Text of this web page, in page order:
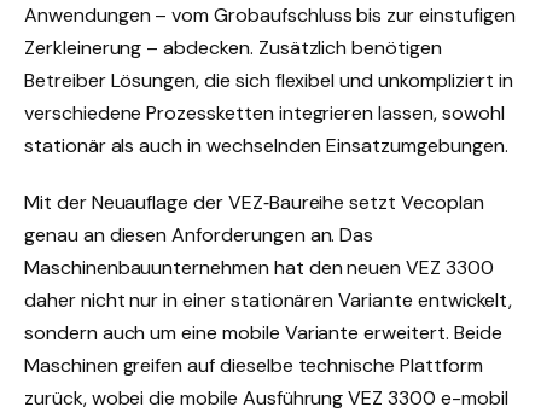
Anwendungen – vom Grobaufschluss bis zur einstufigen
Zerkleinerung – abdecken. Zusätzlich benötigen
Betreiber Lösungen, die sich flexibel und unkompliziert in
verschiedene Prozessketten integrieren lassen, sowohl
stationär als auch in wechselnden Einsatzumgebungen.
Mit der Neuauflage der VEZ‑Baureihe setzt Vecoplan
genau an diesen Anforderungen an. Das
Maschinenbauunternehmen hat den neuen VEZ 3300
daher nicht nur in einer stationären Variante entwickelt,
sondern auch um eine mobile Variante erweitert. Beide
Maschinen greifen auf dieselbe technische Plattform
zurück, wobei die mobile Ausführung VEZ 3300 e-mobil